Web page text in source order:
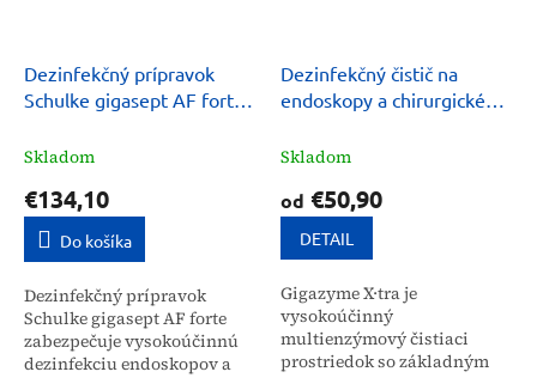
Dezinfekčný prípravok
Schulke gigasept AF forte
L
Skladom
€134,10
Do košíka
Dezinfekčný prípravok
Schulke gigasept AF forte
zabezpečuje vysokoúčinnú
dezinfekciu endoskopov a
Dezinfekčný čistič na
endoskopy a chirurgické
Skladom
od €50,90
DETAIL
Gigazyme X·tra je
vysokoúčinný
multienzýmový čistiaci
prostriedok so základným